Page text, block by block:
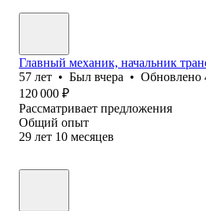
Главный механик, начальник
57 лет • Был вчера • Обновлено
120 000 ₽
Рассматривает предложения
Общий опыт
29 лет 10 месяцев